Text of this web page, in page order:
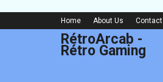
Home About Us Contact
RétroArcab -
Rétro Gaming